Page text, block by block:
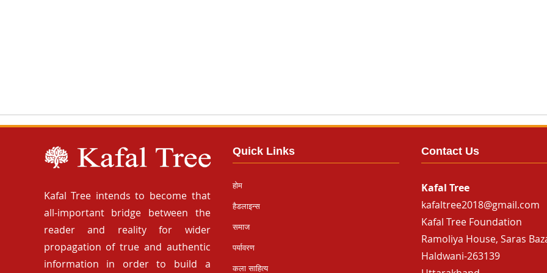
Kafal Tree intends to become that
all-important bridge between the
reader and reality for wider
propagation of true and authentic
information in order to build a
Quick Links
होम
हैडलाइन्स
समाज
पर्यावरण
कला साहित्य
Contact Us
Kafal Tree
kafaltree2018@gmail.com
Kafal Tree Foundation
Ramoliya House, Saras
Haldwani-263139